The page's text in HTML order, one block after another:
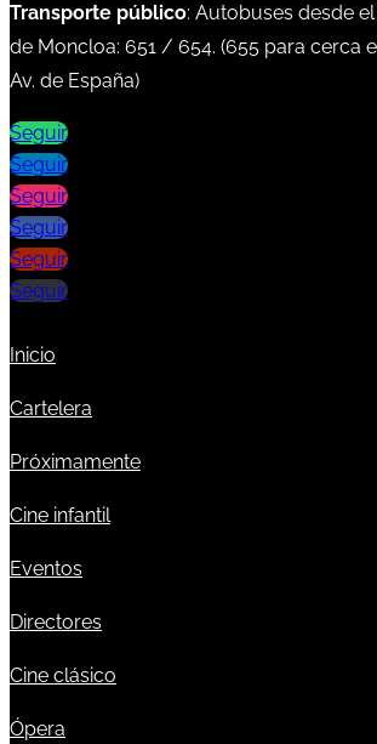
Transporte público: Autobuses desde
de Moncloa: 651 / 654. (655 para cerca
Av. de España)
Seguir
Seguir
Seguir
Seguir
Seguir
Seguir
Inicio
Cartelera
Próximamente
Cine infantil
Eventos
Directores
Cine clásico
Ópera